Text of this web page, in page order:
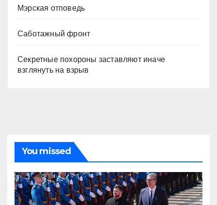
Мэрская отповедь
Саботажный фронт
Секретные похороны заставляют иначе
взглянуть на взрыв
You missed